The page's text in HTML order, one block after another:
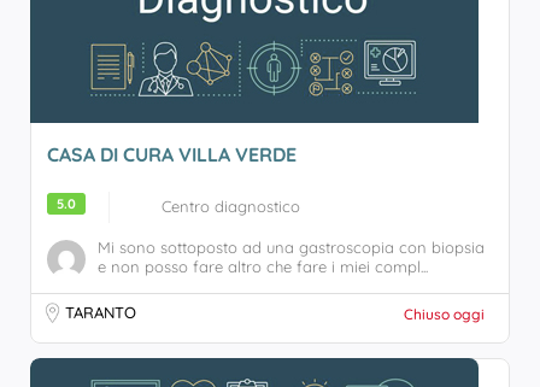
CASA DI CURA VILLA VERDE
5.0 Centro diagnostico
Mi sono sottoposto ad una gastroscopia con biopsia
e non posso fare altro che fare i miei compl...
TARANTO Chiuso oggi